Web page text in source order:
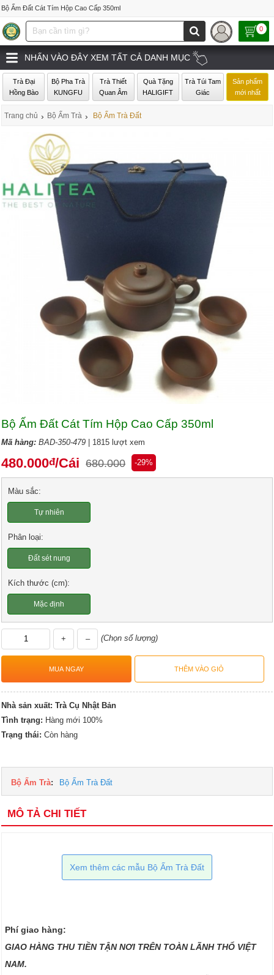
Bộ Ấm Đất Cát Tím Hộp Cao Cấp 350ml
0
NHẤN VÀO ĐÂY XEM TẤT CẢ DANH MỤC
Trà Đại
Hồng Bào
Bộ Pha Trà
KUNGFU
Trà Thiết
Quan Âm
Quà Tặng
HALIGIFT
Trà Túi Tam
Giác
Sản phẩm
mới nhất
Trang chủ › Bộ Ấm Trà › Bộ Ấm Trà Đất
Bộ Ấm Đất Cát Tím Hộp Cao Cấp 350ml
Mã hàng:BAD-350-479 | 1815 lượt xem
480.000đ/Cái 680.000 -29%
Màu sắc:
Tự nhiên
Phân loại:
Đất sét nung
Kích thước (cm):
Mặc định
+ – (Chọn số lượng)
Nhà sản xuất: Trà Cụ Nhật Bản
Tình trạng: Hàng mới 100%
Trạng thái:Còn hàng
Bộ Ấm Trà: Bộ Ấm Trà Đất
MÔ TẢ CHI TIẾT
Xem thêm các mẫu Bộ Ấm Trà Đất
Phí giao hàng:
GIAO HÀNG THU TIỀN TẬN NƠI TRÊN TOÀN LÃNH THỔ VIỆT
NAM.​​